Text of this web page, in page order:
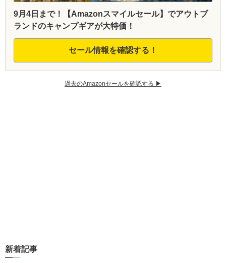
9月4日まで！【Amazonスマイルセール】でアウトブ
ランドのキャンプギアが大特価！
セール情報を確認する！
過去のAmazonセールを確認する ▶︎
新着記事